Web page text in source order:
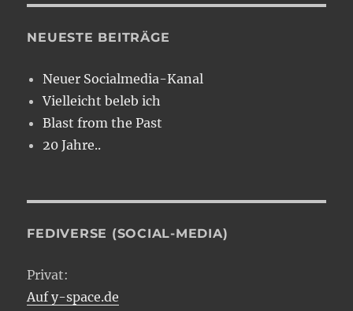
NEUESTE BEITRÄGE
Neuer Socialmedia-Kanal
Vielleicht beleb ich
Blast from the Past
20 Jahre..
FEDIVERSE (SOCIAL-MEDIA)
Privat:
Auf y-space.de